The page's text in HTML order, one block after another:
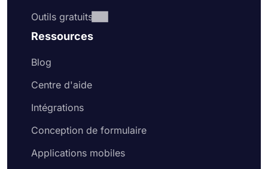
Outils gratuits
Ressources
Blog
Centre d'aide
Intégrations
Conception de formulaire
Applications mobiles